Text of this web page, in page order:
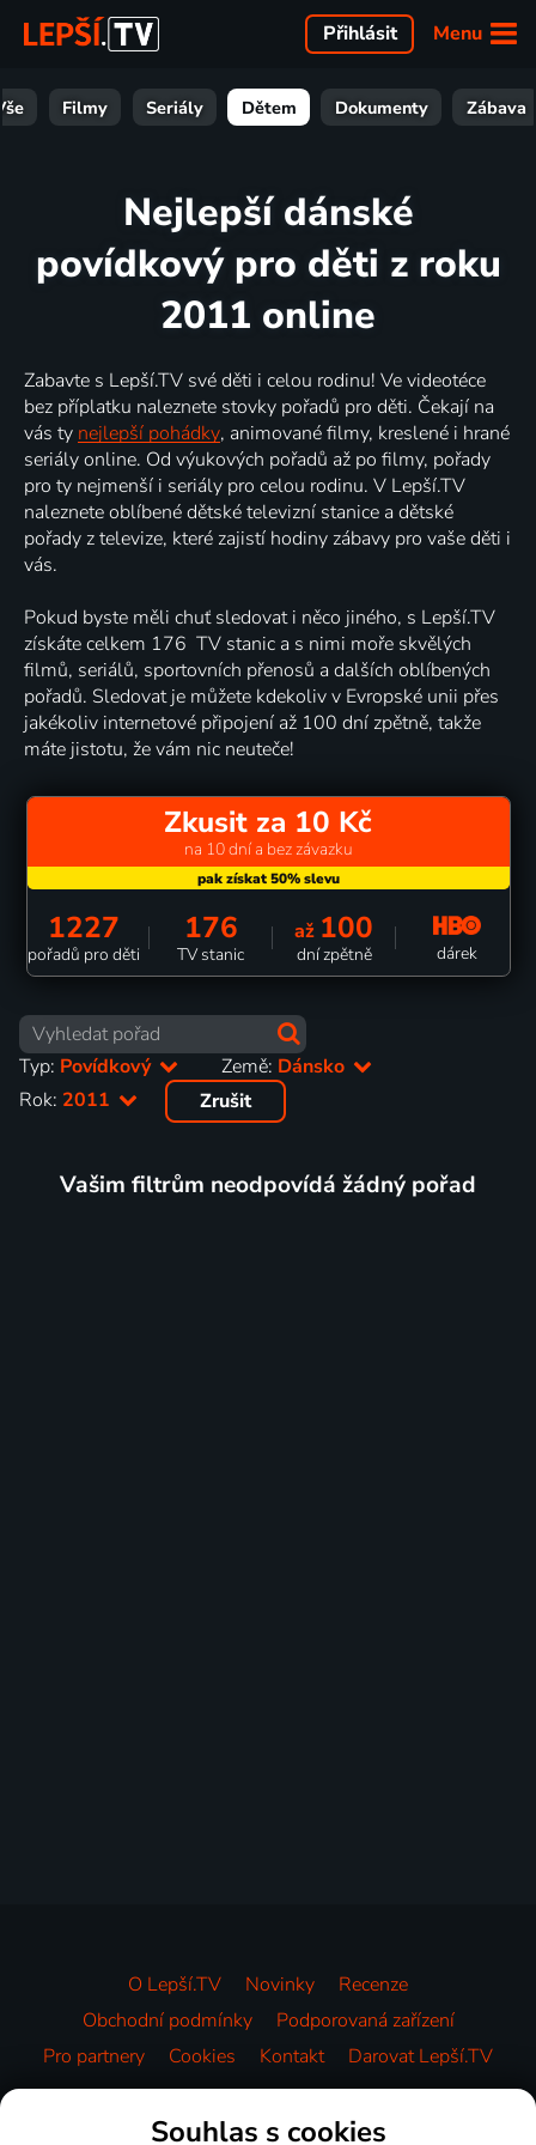
Menu
Přihlásit
Filmy Seriály Dětem Dokumenty Zábava
Nejlepší dánské
povídkový pro děti z roku
2011 online
Zabavte s Lepší.TV své děti i celou rodinu! Ve videotéce
bez příplatku naleznete stovky pořadů pro děti. Čekají na
vás ty nejlepší pohádky, animované filmy, kreslené i hrané
seriály online. Od výukových pořadů až po filmy, pořady
pro ty nejmenší i seriály pro celou rodinu. V Lepší.TV
naleznete oblíbené dětské televizní stanice a dětské
pořady z televize, které zajistí hodiny zábavy pro vaše děti i
vás.
Pokud byste měli chuť sledovat i něco jiného, s Lepší.TV
získáte celkem 176 TV stanic a s nimi moře skvělých
filmů, seriálů, sportovních přenosů a dalších oblíbených
pořadů. Sledovat je můžete kdekoliv v Evropské unii přes
jakékoliv internetové připojení až 100 dní zpětně, takže
máte jistotu, že vám nic neuteče!
Zkusit za 10 Kč
na 10 dní a bez závazku
1227
pořadů pro děti
176
TV stanic
až 100
dní zpětně dárek
Typ: Povídkový Země: Dánsko
Rok: 2011 Zrušit
Vašim filtrům neodpovídá žádný pořad
O Lepší.TV Novinky
Recenze
Obchodní podmínky
Podporovaná zařízení
Pro partnery
Cookies Kontakt Darovat Lepší.TV
Videotéka
Souhlas s cookies